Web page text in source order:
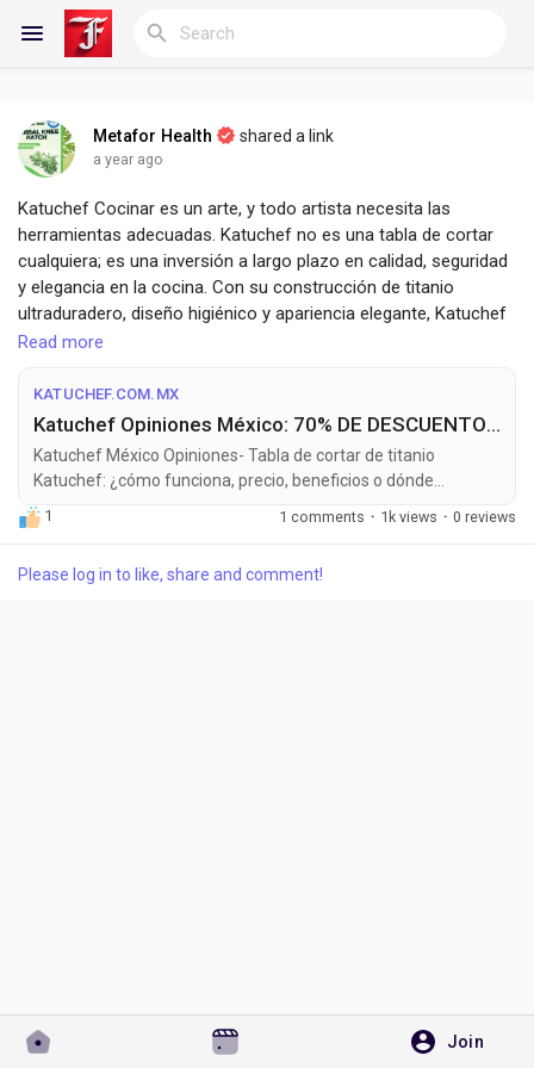
Join
Reels
Discover Blogs
My Blogs
Discover Groups
Metafor Health shared a link
a year ago
Katuchef Cocinar es un arte, y todo artista necesita las
herramientas adecuadas. Katuchef no es una tabla de cortar
cualquiera; es una inversión a largo plazo en calidad, seguridad
y elegancia en la cocina. Con su construcción de titanio
ultraduradero, diseño higiénico y apariencia elegante, Katuchef
es un producto verdaderamente excepcional. Sitio Web Official:
https://katuchef.com.mx/
https://katuchef.cl/
https://katuchef.com.co/
https://katuchef.es/
https://gluvafit.no/
Read more
KATUCHEF.COM.MX
Katuchef Opiniones México: 70% DE DESCUENTO WEB OFICIAL | Katuchef Mexico
Katuchef México Opiniones- Tabla de cortar de titanio
Katuchef: ¿cómo funciona, precio, beneficios o dónde
comprarla en México?
1 1 comments · 1k views · 0 reviews
Please log in to like, share and comment!